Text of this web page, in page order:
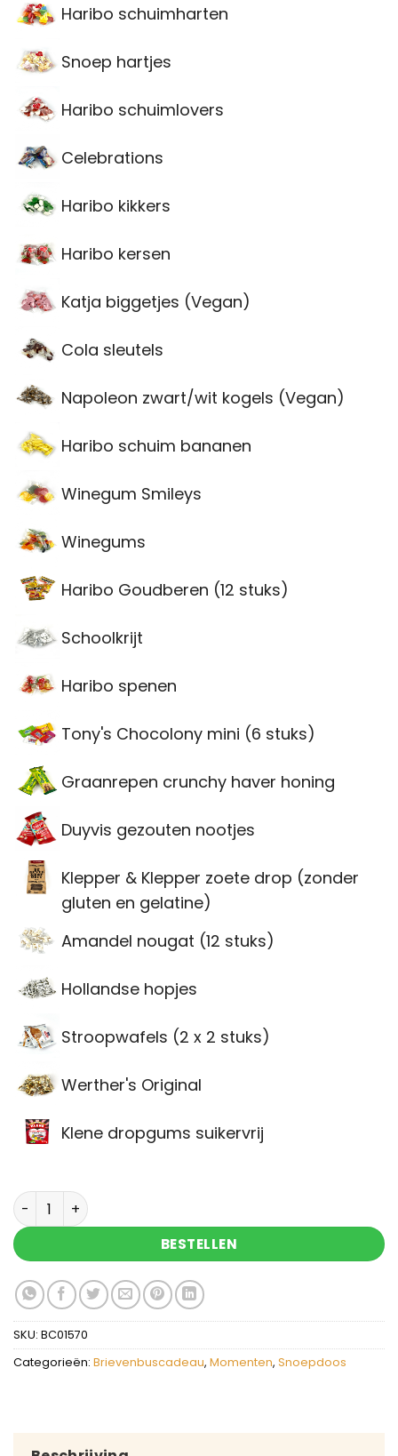
Haribo schuimharten
Snoep hartjes
Haribo schuimlovers
Celebrations
Haribo kikkers
Haribo kersen
Katja biggetjes (Vegan)
Cola sleutels
Napoleon zwart/wit kogels (Vegan)
Haribo schuim bananen
Winegum Smileys
Winegums
Haribo Goudberen (12 stuks)
Schoolkrijt
Haribo spenen
Tony's Chocolony mini (6 stuks)
Graanrepen crunchy haver honing
Duyvis gezouten nootjes
Klepper & Klepper zoete drop (zonder
gluten en gelatine)
Amandel nougat (12 stuks)
Hollandse hopjes
Stroopwafels (2 x 2 stuks)
Werther's Original
Klene dropgums suikervrij
Brievenbus cadeau Vaderdag met gelukszakje
BESTELLEN
SKU: BC01570
Categorieën: Brievenbuscadeau, Momenten, Snoepdoos